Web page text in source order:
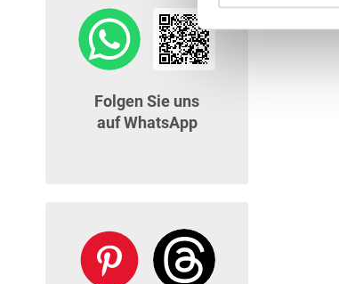
Folgen Sie uns
auf WhatsApp